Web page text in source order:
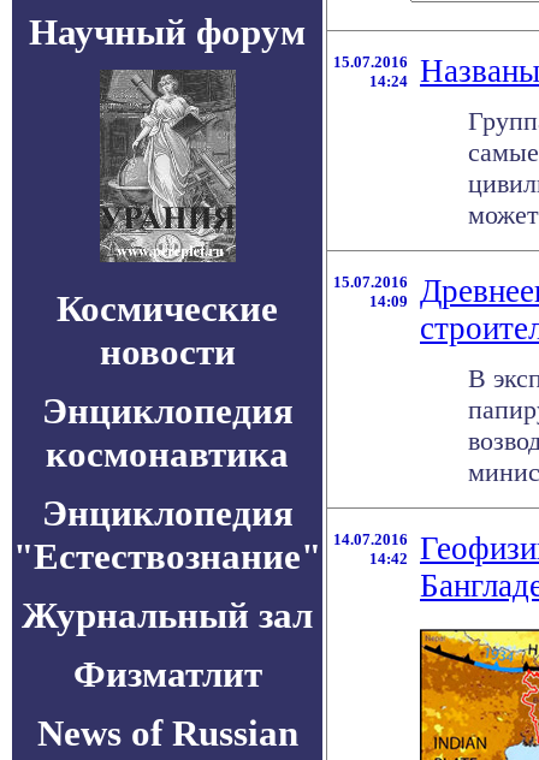
Научный форум
Космические
новости
Энциклопедия
космонавтика
Энциклопедия
"Естествознание"
Журнальный зал
Физматлит
News of Russian
15.07.2016
14:24
15.07.2016
14:09
В
14.07.2016
14:42